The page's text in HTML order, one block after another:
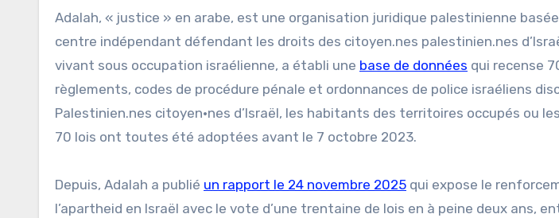
Adalah, « justice » en arabe, est une organisation juridique palestinienne basée
centre indépendant défendant les droits des citoyen.nes palestinien.nes
vivant sous occupation israélienne, a établi une base de données qui recense
règlements, codes de procédure pénale et ordonnances de police israéliens
Palestinien.nes citoyen·nes d’Israël, les habitants des territoires occupés ou
70 lois ont toutes été adoptées avant le 7 octobre 2023.
Depuis, Adalah a publié un rapport le 24 novembre 2025 qui expose le
l’apartheid en Israël avec le vote d’une trentaine de lois en à peine deux ans,